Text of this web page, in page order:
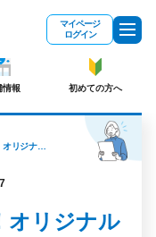
マイページ
ログイン
情報 初めての方へ
会社案内などに便利！オリジナルポケットファイルをデザイン・印刷しよう
オリジナル